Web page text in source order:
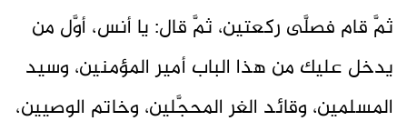
ثمَّ قام فصلَّى ركعتين، ثمَّ قال: يا أنس، أوَّل من
يدخل عليك من هذا الباب أمير المؤمنين، وسيد
المسلمين، وقائد الغر المحجَّلين، وخاتم الوصيين،